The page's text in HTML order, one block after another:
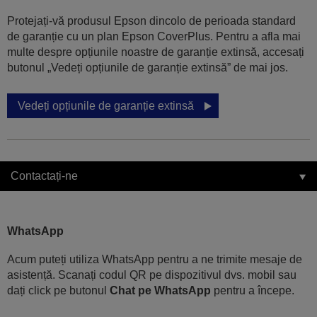
Protejați-vă produsul Epson dincolo de perioada standard
de garanție cu un plan Epson CoverPlus. Pentru a afla mai
multe despre opțiunile noastre de garanție extinsă, accesați
butonul „Vedeți opțiunile de garanție extinsă” de mai jos.
Vedeți opțiunile de garanție extinsă
Contactați-ne
WhatsApp
Acum puteți utiliza WhatsApp pentru a ne trimite mesaje de
asistență. Scanați codul QR pe dispozitivul dvs. mobil sau
dați click pe butonul Chat pe WhatsApp pentru a începe.